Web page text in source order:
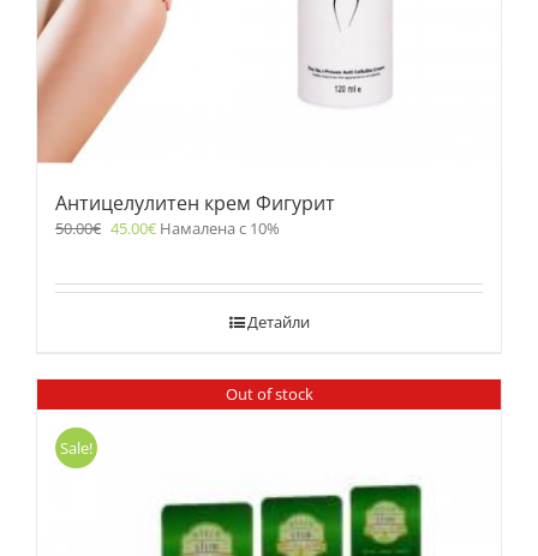
Антицелулитен крем Фигурит
50.00€ 45.00€ Намалена с 10%
Детайли
Out of stock
Sale!